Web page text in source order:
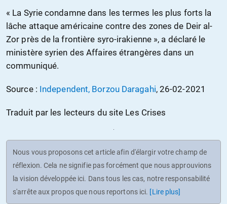
« La Syrie condamne dans les termes les plus forts la
lâche attaque américaine contre des zones de Deir al-
Zor près de la frontière syro-irakienne », a déclaré le
ministère syrien des Affaires étrangères dans un
communiqué.
Source : Independent, Borzou Daragahi, 26-02-2021
Traduit par les lecteurs du site Les Crises
Nous vous proposons cet article afin d'élargir votre champ de
réflexion. Cela ne signifie pas forcément que nous approuvions
la vision développée ici. Dans tous les cas, notre responsabilité
s'arrête aux propos que nous reportons ici. [Lire plus]